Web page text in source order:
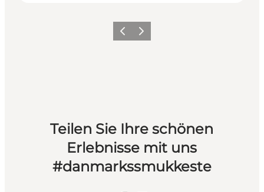
Vorherige Folie
Nächste Folie
Teilen Sie Ihre schönen
Erlebnisse mit uns
#danmarkssmukkeste